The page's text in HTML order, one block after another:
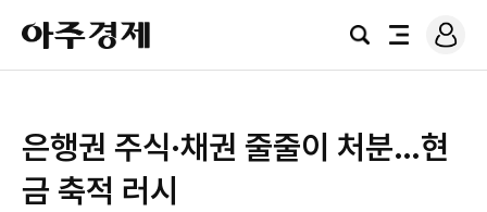
아
주
경
검
전
로
그
은행권 주식·채권 줄줄이 처분…현
금 축적 러시